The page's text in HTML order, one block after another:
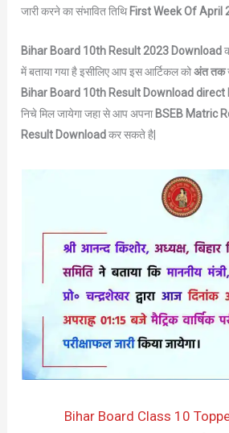
जारी करने का संभावित तिथि First Week Of April
Bihar Board 10th Result 2023 Download
में बताया गया है इसीलिए आप इस आर्टिकल कोअंत तक
Bihar Board 10th Result Download direct
निचे मिल जायेगा जहा से आप अपना BSEB Matric
Result Downloadकर सकते है|
Bihar Board Class 10